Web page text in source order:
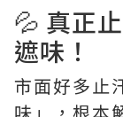
💦 真正
遮味！
市面好多止